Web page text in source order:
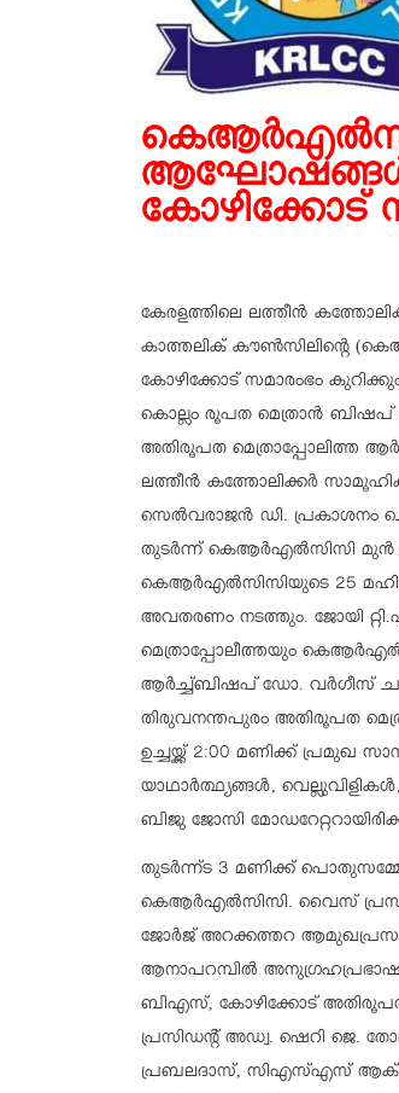
കോഴിക്കോട്
കേരളത്തിലെ ലത്തീന്‍
കാത്തലിക് കൗണ്‍സിലിന്റെ
കോഴിക്കോട് സമാരംഭം
കൊല്ലം രൂപത മെത്രാന്‍
അതിരൂപത മെത്രാപ്പോലിത്ത
ലത്തീന്‍ കത്തോലിക്കര്‍
സെല്‍വരാജന്‍ ഡി. പ്രകാശനം
തുടര്‍ന്ന് കെആര്‍എല്‍സിസി മുന്‍
കെആര്‍എല്‍സിസിയുടെ 25
അവതരണം നടത്തും. ജോയി
മെത്രാപ്പോലീത്തയും
ആര്‍ച്ച്ബിഷപ് ഡോ. വര്‍ഗീസ്
തിരുവനന്തപുരം അതിരൂപത
ഉച്ചയ്ക്ക് 2:00 മണിക്ക് പ്രമുഖ
യാഥാര്‍ത്ഥ്യങ്ങള്‍,
ബിജു ജോസി
തുടര്‍ന്ന്ട 3 മണിക്ക്
കെആര്‍എല്‍സിസി. വൈസ്
ജോര്‍ജ് അറക്കത്തറ
ആനാപറമ്പില്‍
ബിഎസ്, കോഴിക്കോട്
പ്രസിഡന്റ് അഡ്വ. ഷെറി ജെ.
പ്രബലദാസ്, സിഎസ്എസ്